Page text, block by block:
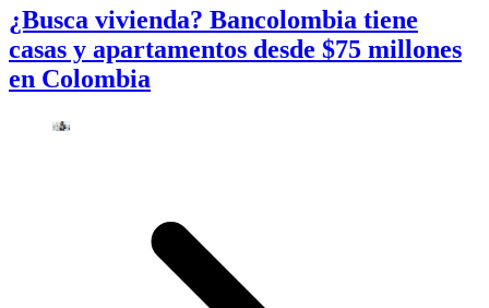
¿Busca vivienda? Bancolombia tiene
casas y apartamentos desde $75 millones
en Colombia